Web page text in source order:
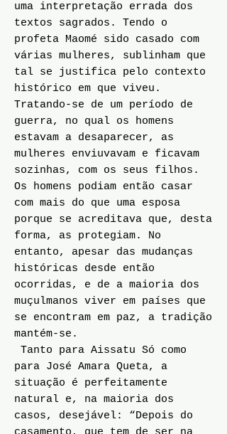
uma interpretação errada dos
textos sagrados. Tendo o
profeta Maomé sido casado com
várias mulheres, sublinham que
tal se justifica pelo contexto
histórico em que viveu.
Tratando-se de um período de
guerra, no qual os homens
estavam a desaparecer, as
mulheres enviuvavam e ficavam
sozinhas, com os seus filhos.
Os homens podiam então casar
com mais do que uma esposa
porque se acreditava que, desta
forma, as protegiam. No
entanto, apesar das mudanças
históricas desde então
ocorridas, e de a maioria dos
muçulmanos viver em países que
se encontram em paz, a tradição
mantém-se.
Tanto para Aissatu Só como
para José Amara Queta, a
situação é perfeitamente
natural e, na maioria dos
casos, desejável: “Depois do